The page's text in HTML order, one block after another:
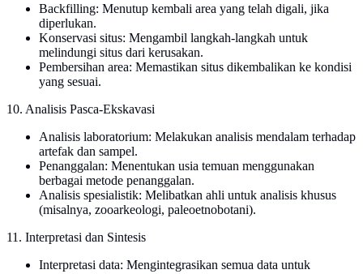
Backfilling: Menutup kembali area yang telah digali, jika
diperlukan.
Konservasi situs: Mengambil langkah-langkah untuk
melindungi situs dari kerusakan.
Pembersihan area: Memastikan situs dikembalikan ke kondisi
yang sesuai.
10. Analisis Pasca-Ekskavasi
Analisis laboratorium: Melakukan analisis mendalam terhadap
artefak dan sampel.
Penanggalan: Menentukan usia temuan menggunakan
berbagai metode penanggalan.
Analisis spesialistik: Melibatkan ahli untuk analisis khusus
(misalnya, zooarkeologi, paleoetnobotani).
11. Interpretasi dan Sintesis
Interpretasi data: Mengintegrasikan semua data untuk